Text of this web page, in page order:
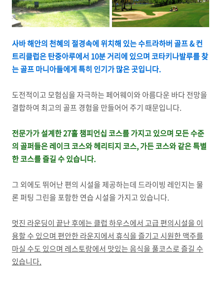
사바 해안의 천혜의 절경속에 위치해 있는 수트라하버 골프 & 컨
트리클럽은 탄중아루에서 10분 거리에 있으며 코타키나발루를 찾
는 골프 마니아들에게 특히 인기가 많은 곳입니다.
도전적이고 모험심을 자극하는 페어웨이와 아름다운 바다 전망을
결합하여 최고의 골프 경험을 만들어어 주기 때문입니다.
전문가가 설계한 27홀 챔피언십 코스를 가지고 있으며 모든 수준
의 골퍼들은 레이크 코스와 헤리티지 코스, 가든 코스와 같은 특별
한 코스를 즐길 수 있습니다.
그 외에도 뛰어난 편의 시설을 제공하는데 드라이빙 레인지는 물
론 퍼팅 그린을 포함한 연습 시설을 가지고 있습니다.
멋진 라운딩이 끝난 후에는 클럽 하우스에서 고급 편의시설을 이
용할 수 있으며 편안한 라운지에서 휴식을 즐기고 시원한 맥주를
마실 수도 있으며 레스토랑에서 맛있는 음식을 풀코스로 즐길 수
있습니다.